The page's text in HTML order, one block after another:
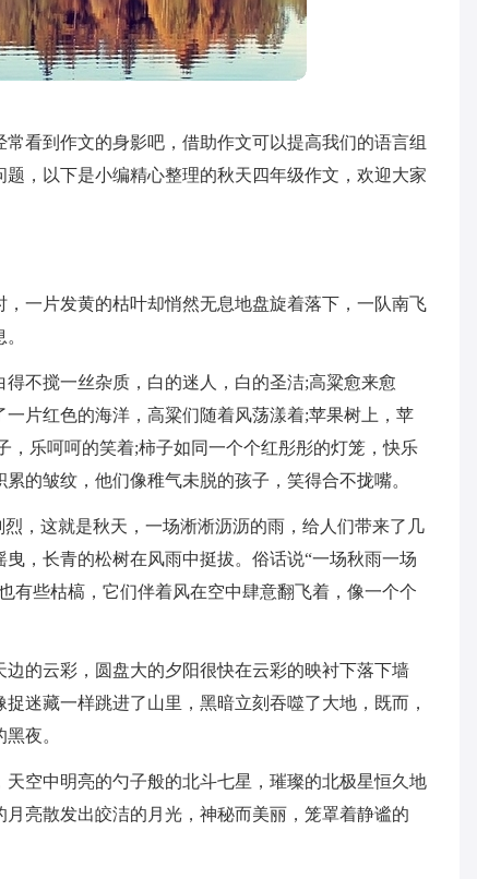
看到作文的身影吧，借助作文可以提高我们的语言组
，以下是小编精心整理的秋天四年级作文，欢迎大家
一片发黄的枯叶却悄然无息地盘旋着落下，一队南飞
不搅一丝杂质，白的迷人，白的圣洁;高粱愈来愈
片红色的海洋，高粱们随着风荡漾着;苹果树上，苹
乐呵呵的笑着;柿子如同一个个红彤彤的灯笼，快乐
的皱纹，他们像稚气未脱的孩子，笑得合不拢嘴。
，这就是秋天，一场淅淅沥沥的雨，给人们带来了几
，长青的松树在风雨中挺拔。俗话说“一场秋雨一场
有些枯槁，它们伴着风在空中肆意翻飞着，像一个个
的云彩，圆盘大的夕阳很快在云彩的映衬下落下墙
迷藏一样跳进了山里，黑暗立刻吞噬了大地，既而，
夜。
空中明亮的勺子般的北斗七星，璀璨的北极星恒久地
亮散发出皎洁的月光，神秘而美丽，笼罩着静谧的